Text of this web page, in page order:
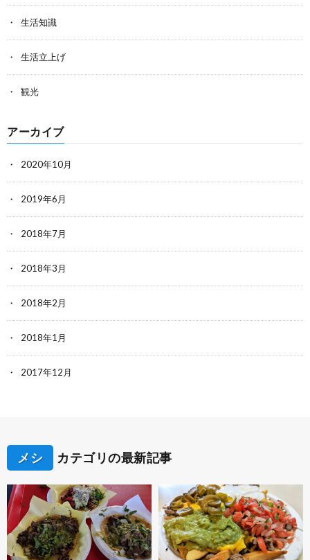
生活知識
生活立上げ
観光
アーカイブ
2020年10月
2019年6月
2018年7月
2018年3月
2018年2月
2018年1月
2017年12月
メシ カテゴリの最新記事